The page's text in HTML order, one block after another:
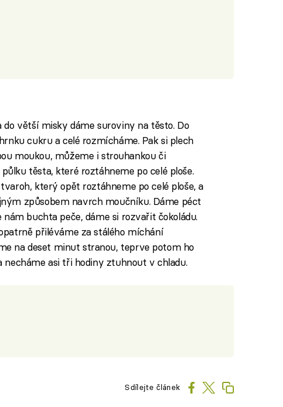
větší misky dáme suroviny na těsto. Do
cukru a celé rozmícháme. Pak si plech
moukou, můžeme i strouhankou či
těsta, které roztáhneme po celé ploše.
který opět roztáhneme po celé ploše, a
způsobem navrch moučníku. Dáme péct
nám buchta peče, dáme si rozvařit čokoládu.
přiléváme za stálého míchání
na deset minut stranou, teprve potom ho
necháme asi tři hodiny ztuhnout v chladu.
Sdílejte článek